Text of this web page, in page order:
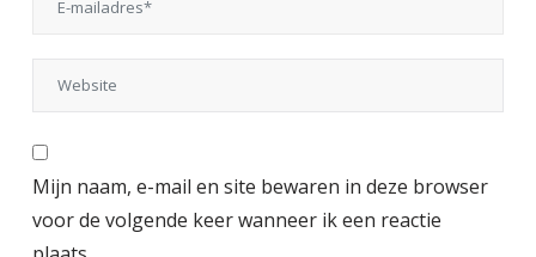
Mijn naam, e-mail en site bewaren in deze browser
voor de volgende keer wanneer ik een reactie